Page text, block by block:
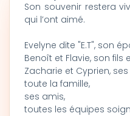
Son souvenir restera
qui l’ont aimé.
Evelyne dite "E.T", son
Benoît et Flavie, son fils
Zacharie et Cyprien,
toute la famille,
ses amis,
toutes les équipes